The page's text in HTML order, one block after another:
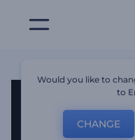
Would you like to
to
CHANGE